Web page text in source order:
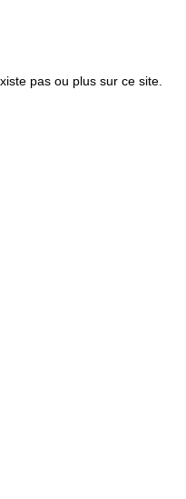
pas ou plus sur ce site.